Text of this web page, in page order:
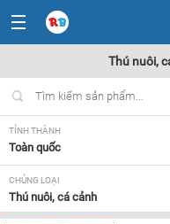
Thú nuôi,
TỈNH THÀNH
Toàn quốc
CHỦNG LOẠI
Thú nuôi, cá cảnh